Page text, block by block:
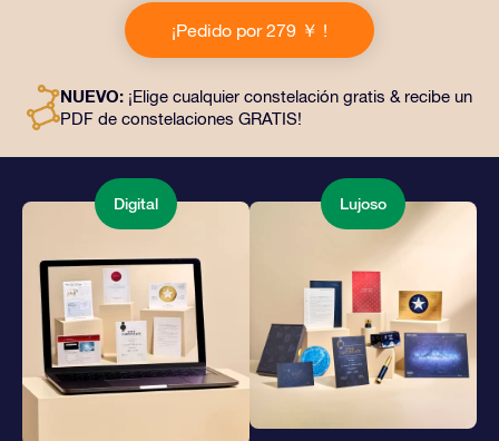
OSR! Este regalo incluye un bonito sobre y documentos
personalizados enviados a la dirección que elijas,
además de documentos digitales y el uso gratuito de
obsequiar un regalo eterno a amigos y seres queridos.
¡Pedido por 279 ￥ !
NUEVO: ¡Elige cualquier constelación gratis & recibe un
PDF de constelaciones GRATIS!
Digital Lujoso